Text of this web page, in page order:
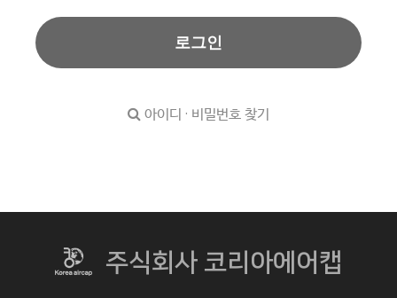
로그인
아이디 · 비밀번호 찾기
주식회사 코리아에어캡